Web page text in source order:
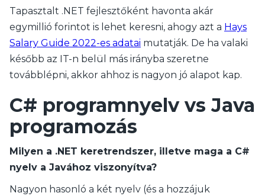
Tapasztalt .NET fejlesztőként havonta akár
egymillió forintot is lehet keresni, ahogy azt a Hays
Salary Guide 2022-es adatai mutatják. De ha valaki
később az IT-n belül más irányba szeretne
továbblépni, akkor ahhoz is nagyon jó alapot kap.
C# programnyelv vs Java
programozás
Milyen a .NET keretrendszer, illetve maga a C#
nyelv a Javához viszonyítva?
Nagyon hasonló a két nyelv (és a hozzájuk